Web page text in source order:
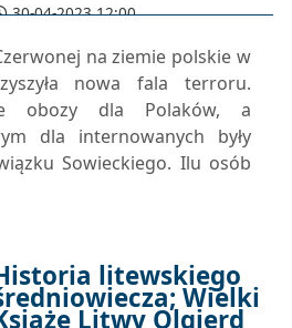
30-04-2023 12:00
na ziemie polskie w
nowa fala terroru.
obozy dla Polaków, a
dla internowanych były
Sowieckiego. Ilu osób
litewskiego
Wielki
Litwy Olgierd